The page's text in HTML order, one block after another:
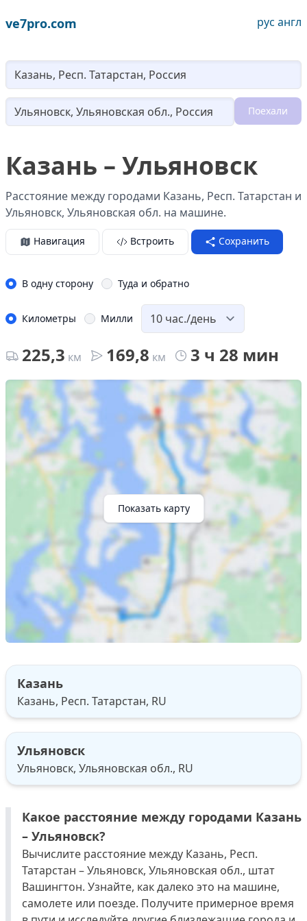
ve7pro.com рус англ
Loading...
Поехали
Казань – Ульяновск
Расстояние между городами Казань, Респ. Татарстан и
Ульяновск, Ульяновская обл. на машине.
Навигация Встроить Сохранить
В одну сторону Туда и обратно
Километры Милли
225,3 км 169,8 км 3 ч 28 мин
Показать карту
Казань
Казань, Респ. Татарстан, RU
Ульяновск
Ульяновск, Ульяновская обл., RU
Какое расстояние между городами Казань
– Ульяновск?
Вычислите расстояние между Казань, Респ.
Татарстан – Ульяновск, Ульяновская обл., штат
Вашингтон. Узнайте, как далеко это на машине,
самолете или поезде. Получите примерное время